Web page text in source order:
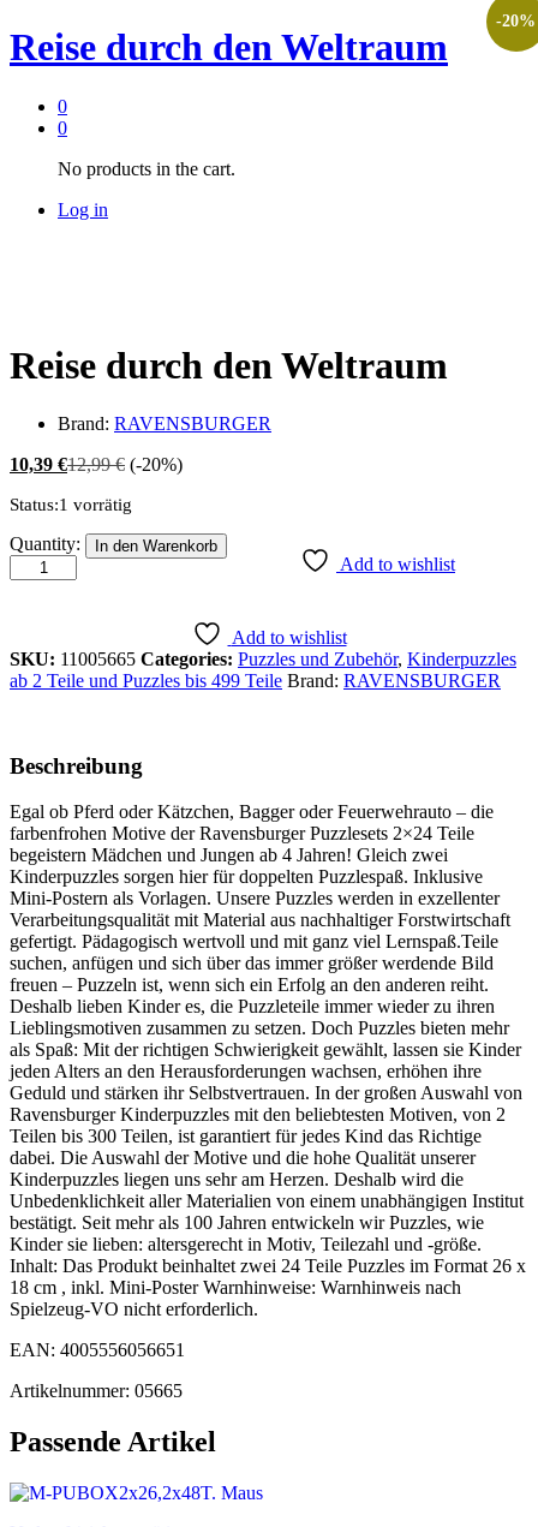
Reise durch den Weltraum
0
0
No products in the cart.
Log in
Reise durch den Weltraum
Brand: RAVENSBURGER
10,39 €12,99€ (-20%)
Status:1 vorrätig
Reise
durch
den
Quantity: In den Warenkorb
Add to wishlist
Add to wishlist
SKU: 11005665 Categories: Puzzles und Zubehör, Kinderpuzzles
ab 2 Teile und Puzzles bis 499 Teile Brand: RAVENSBURGER
Beschreibung
Egal ob Pferd oder Kätzchen, Bagger oder Feuerwehrauto – die
farbenfrohen Motive der Ravensburger Puzzlesets 2×24 Teile
begeistern Mädchen und Jungen ab 4 Jahren! Gleich zwei
Kinderpuzzles sorgen hier für doppelten Puzzlespaß. Inklusive
Mini-Postern als Vorlagen. Unsere Puzzles werden in exzellenter
Verarbeitungsqualität mit Material aus nachhaltiger Forstwirtschaft
gefertigt. Pädagogisch wertvoll und mit ganz viel Lernspaß.Teile
suchen, anfügen und sich über das immer größer werdende Bild
freuen – Puzzeln ist, wenn sich ein Erfolg an den anderen reiht.
Deshalb lieben Kinder es, die Puzzleteile immer wieder zu ihren
Lieblingsmotiven zusammen zu setzen. Doch Puzzles bieten mehr
als Spaß: Mit der richtigen Schwierigkeit gewählt, lassen sie Kinder
jeden Alters an den Herausforderungen wachsen, erhöhen ihre
Geduld und stärken ihr Selbstvertrauen. In der großen Auswahl von
Ravensburger Kinderpuzzles mit den beliebtesten Motiven, von 2
Teilen bis 300 Teilen, ist garantiert für jedes Kind das Richtige
dabei. Die Auswahl der Motive und die hohe Qualität unserer
Kinderpuzzles liegen uns sehr am Herzen. Deshalb wird die
Unbedenklichkeit aller Materialien von einem unabhängigen Institut
bestätigt. Seit mehr als 100 Jahren entwickeln wir Puzzles, wie
Kinder sie lieben: altersgerecht in Motiv, Teilezahl und -größe.
Inhalt: Das Produkt beinhaltet zwei 24 Teile Puzzles im Format 26 x
18 cm , inkl. Mini-Poster Warnhinweise: Warnhinweis nach
Spielzeug-VO nicht erforderlich.
EAN: 4005556056651
Artikelnummer: 05665
Passende Artikel
-20%